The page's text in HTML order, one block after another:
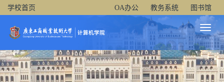
学校首页 OA办公 教务系统 图书馆
Toggle